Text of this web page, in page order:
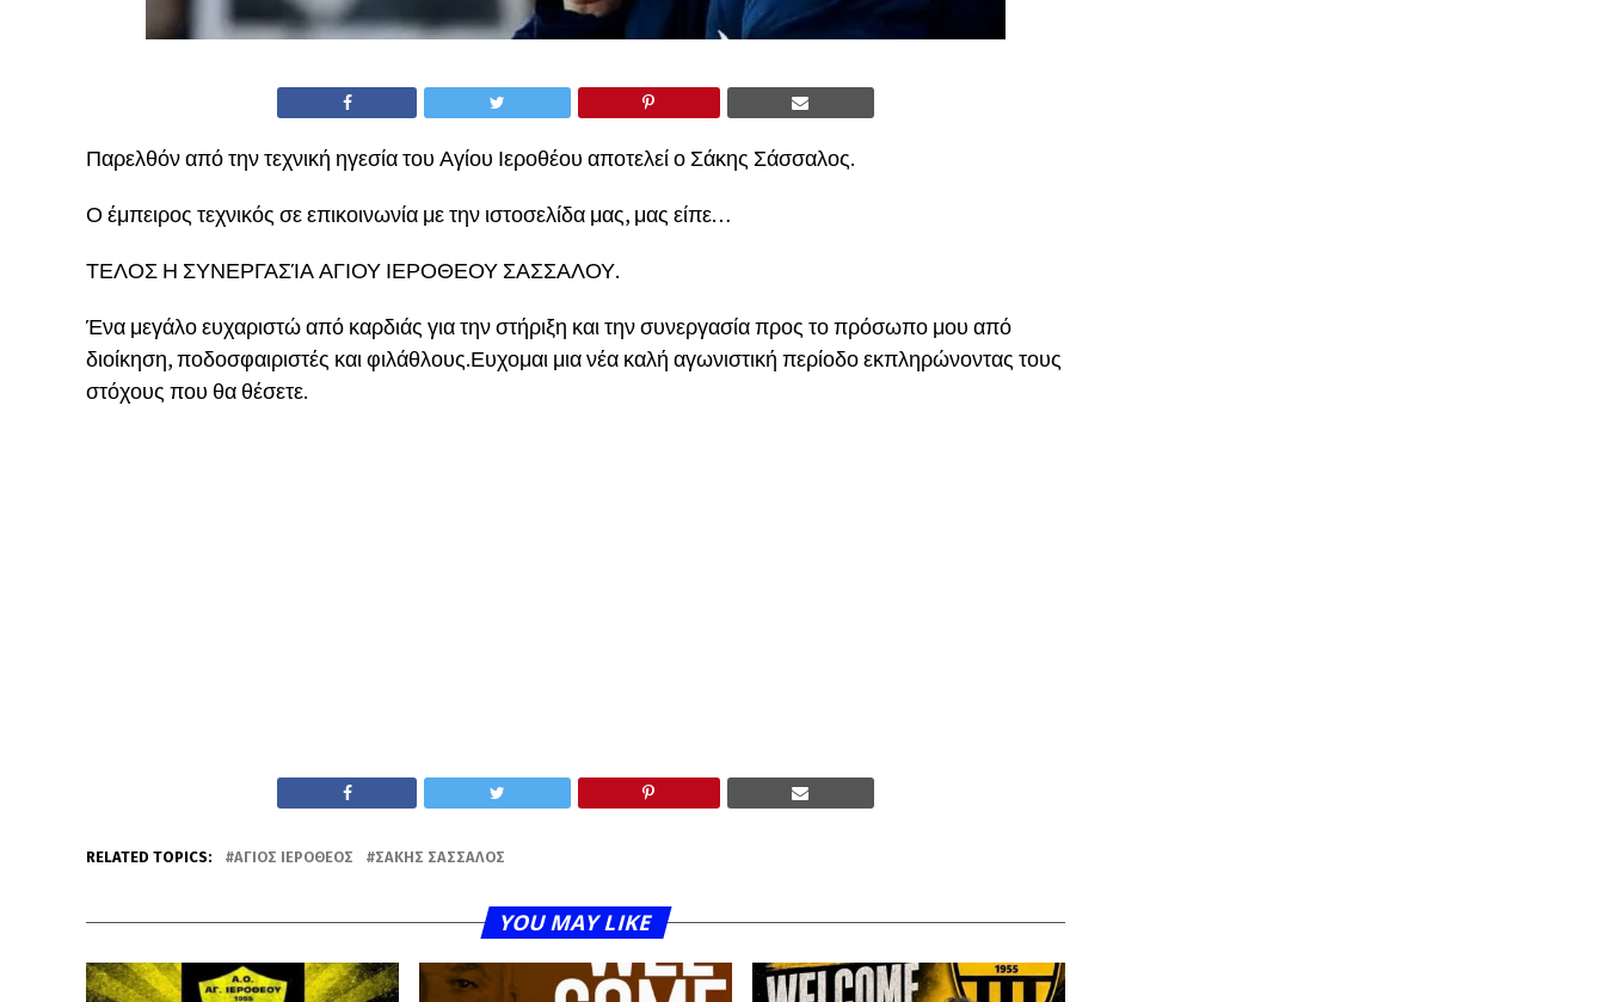
Παρελθόν από την τεχνική ηγεσία του Αγίου Ιεροθέου αποτελεί ο Σάκης Σάσσαλος.
Ο έμπειρος τεχνικός σε επικοινωνία με την ιστοσελίδα μας, μας είπε…
ΤΕΛΟΣ Η ΣΥΝΕΡΓΑΣΊΑ ΑΓΙΟΥ ΙΕΡΟΘΕΟΥ ΣΑΣΣΑΛΟΥ.
Ένα μεγάλο ευχαριστώ από καρδιάς για την στήριξη και την συνεργασία προς το πρόσωπο μου από
διοίκηση, ποδοσφαιριστές και φιλάθλους.Ευχομαι μια νέα καλή αγωνιστική περίοδο εκπληρώνοντας τους
στόχους που θα θέσετε.
RELATED TOPICS: ΆΓΙΟΣ ΙΕΡΌΘΕΟΣ ΣΆΚΗΣ ΣΆΣΣΑΛΟΣ
YOU MAY LIKE